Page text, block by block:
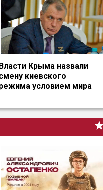
Власти Крыма назвали
киевского
условием мира